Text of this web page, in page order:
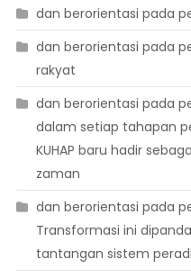
dan berorientasi pada
dan berorientasi pada
rakyat
dan berorientasi pada
dalam setiap tahapan
KUHAP baru hadir
zaman
dan berorientasi pada
Transformasi ini
tantangan sistem